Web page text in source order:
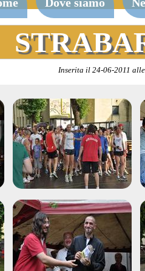
Inserita il 24-06-2011